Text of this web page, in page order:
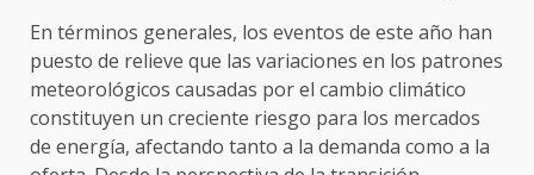
En términos generales, los eventos de este año han
puesto de relieve que las variaciones en los patrones
meteorológicos causadas por el cambio climático
constituyen un creciente riesgo para los mercados
de energía, afectando tanto a la demanda como a la